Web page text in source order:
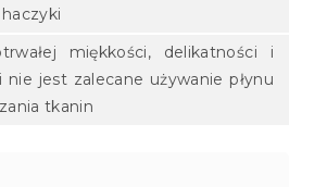
miękkości, delikatności i
nie jest zalecane używanie płynu
tkanin